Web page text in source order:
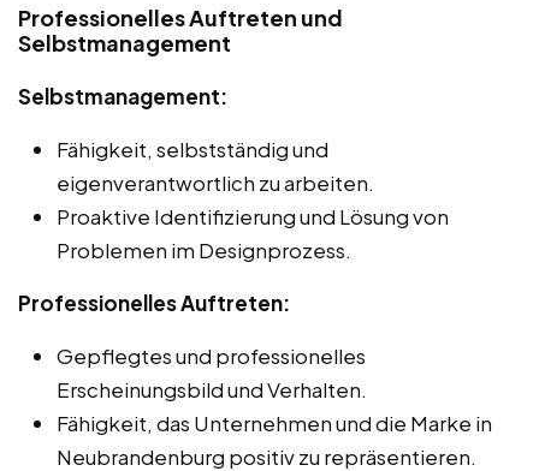
Professionelles Auftreten und
Selbstmanagement
Selbstmanagement:
Fähigkeit, selbstständig und
eigenverantwortlich zu arbeiten.
Proaktive Identifizierung und Lösung von
Problemen im Designprozess.
Professionelles Auftreten:
Gepflegtes und professionelles
Erscheinungsbild und Verhalten.
Fähigkeit, das Unternehmen und die Marke in
Neubrandenburg positiv zu repräsentieren.